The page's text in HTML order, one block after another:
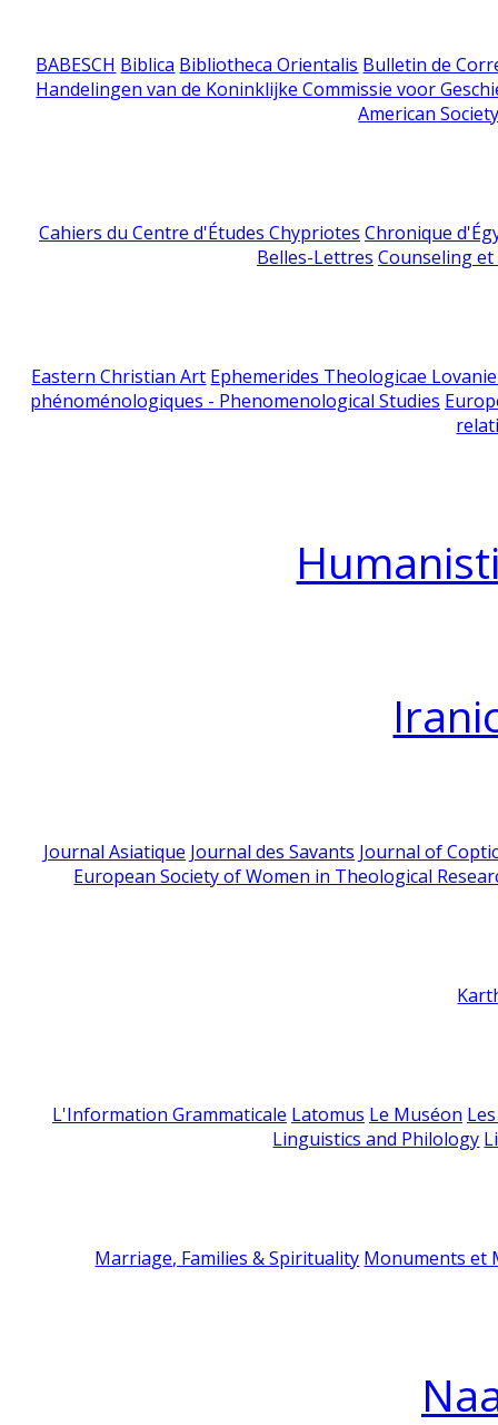
BABESCH Biblica Bibliotheca Orientalis Bulletin de
Handelingen van de Koninklijke Commissie voor
American
Cahiers du Centre d'Études Chypriotes Chronique
Belles-Lettres Counseling
Eastern Christian Art Ephemerides Theologicae
phénoménologiques - Phenomenological Studies
Journal Asiatique Journal des Savants Journal of
European Society of Women in Theological
L'Information Grammaticale Latomus Le Muséon
Linguistics and Philology
Marriage, Families & Spirituality Monuments et